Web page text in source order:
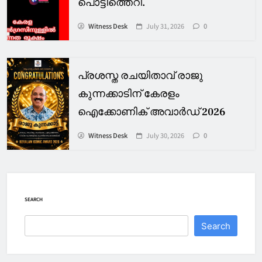
Witness Desk July 31, 2026 0
പ്രശസ്ത രചയിതാവ് രാജു
കുന്നക്കാടിന് കേരളം
ഐക്കോണിക് അവാർഡ് 2026
Witness Desk July 30, 2026 0
SEARCH
Search